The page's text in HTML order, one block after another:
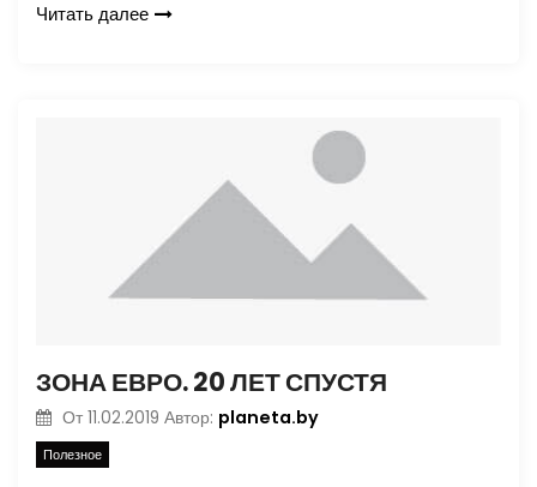
Читать далее
ЗОНА ЕВРО. 20 ЛЕТ СПУСТЯ
От 11.02.2019 Автор: planeta.by
Полезное